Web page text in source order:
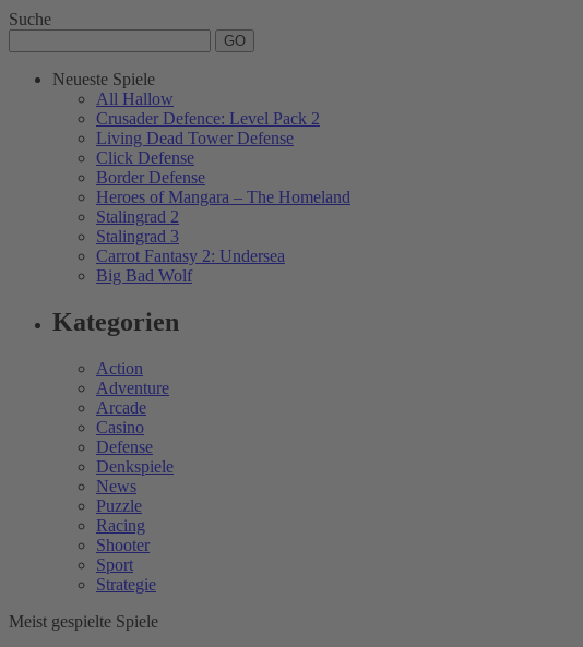
Suche
Neueste Spiele
All Hallow
Crusader Defence: Level Pack 2
Living Dead Tower Defense
Click Defense
Border Defense
Heroes of Mangara – The Homeland
Stalingrad 2
Stalingrad 3
Carrot Fantasy 2: Undersea
Big Bad Wolf
Kategorien
Action
Adventure
Arcade
Casino
Defense
Denkspiele
News
Puzzle
Racing
Shooter
Sport
Strategie
Meist gespielte Spiele